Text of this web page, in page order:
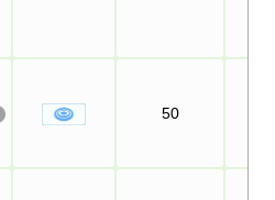
50